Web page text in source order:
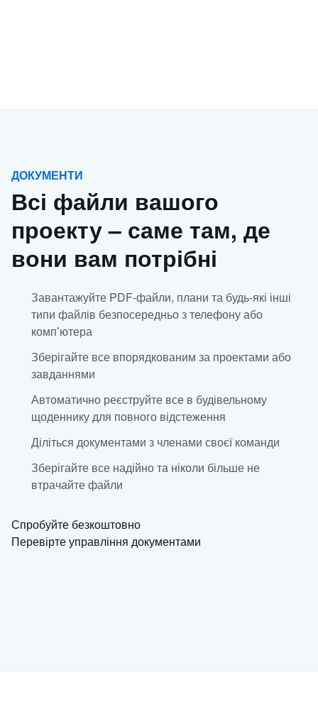
ДОКУМЕНТИ
Всі файли вашого
проекту – саме там, де
вони вам потрібні
Завантажуйте PDF-файли, плани та будь-які інші
типи файлів безпосередньо з телефону або
комп’ютера
Зберігайте все впорядкованим за проектами або
завданнями
Автоматично реєструйте все в будівельному
щоденнику для повного відстеження
Діліться документами з членами своєї команди
Зберігайте все надійно та ніколи більше не
втрачайте файли
Спробуйте безкоштовно
Перевірте управління документами